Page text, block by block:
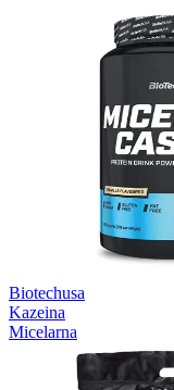
Biotechusa
Kazeina
Micelarna